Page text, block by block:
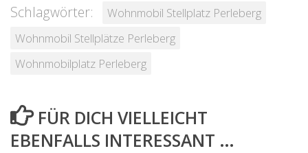
Schlagwörter:
Wohnmobil Stellplatz Perleberg
Wohnmobil Stellplätze Perleberg
Wohnmobilplatz Perleberg
FÜR DICH VIELLEICHT
EBENFALLS INTERESSANT …